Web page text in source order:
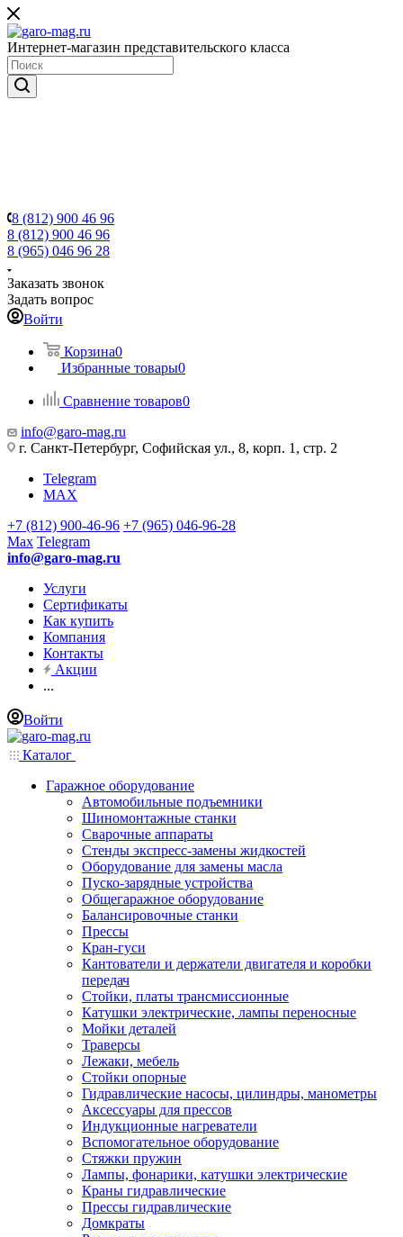
Интернет-магазин представительского класса
8 (812) 900 46 96
8 (812) 900 46 96
8 (965) 046 96 28
Заказать звонок
Задать вопрос
Войти
Корзина0
Избранные товары0
Сравнение товаров0
info@garo-mag.ru
г. Санкт-Петербург, Софийская ул., 8, корп. 1, стр. 2
Telegram
MAX
+7 (812) 900-46-96 +7 (965) 046-96-28
Max Telegram
info@garo-mag.ru
Услуги
Сертификаты
Как купить
Компания
Контакты
Акции
...
Войти
Каталог
Гаражное оборудование
Автомобильные подъемники
Шиномонтажные станки
Сварочные аппараты
Стенды экспресс-замены жидкостей
Оборудование для замены масла
Пуско-зарядные устройства
Общегаражное оборудование
Балансировочные станки
Прессы
Кран-гуси
Кантователи и держатели двигателя и коробки
передач
Стойки, платы трансмиссионные
Катушки электрические, лампы переносные
Мойки деталей
Траверсы
Лежаки, мебель
Стойки опорные
Гидравлические насосы, цилиндры, манометры
Аксессуары для прессов
Индукционные нагреватели
Вспомогательное оборудование
Стяжки пружин
Лампы, фонарики, катушки электрические
Краны гидравлические
Прессы гидравлические
Домкраты